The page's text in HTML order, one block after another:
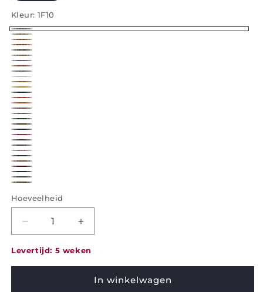
Kleur: 1F10
1F10
1J02
2D02
2D03
3B07
4K06
5K14
482
497
500
519
527
615
680
684
740
A4
B1
D529
D614
D679
D742
K901
K902
K904
K920
K921
K922
K923
Hoeveelheid
Afname
hoeveelheid
voor
Poef
Meer
aantallen
voor
Poef
Bonnet
Levertijd: 5 weken
In winkelwagen